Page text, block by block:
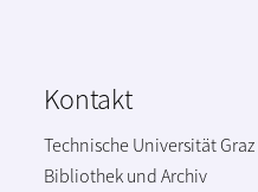
Kontakt
Technische Universität Graz
Bibliothek und Archiv